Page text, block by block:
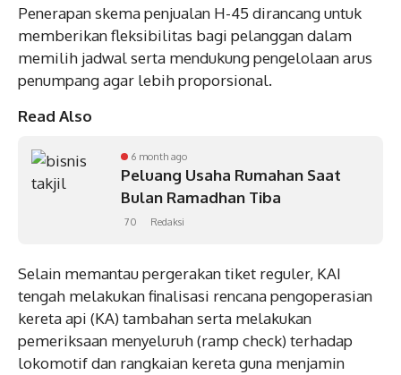
Penerapan skema penjualan H-45 dirancang untuk
memberikan fleksibilitas bagi pelanggan dalam
memilih jadwal serta mendukung pengelolaan arus
penumpang agar lebih proporsional.
Read Also
6 month ago
Peluang Usaha Rumahan Saat
Bulan Ramadhan Tiba
70 Redaksi
Selain memantau pergerakan tiket reguler, KAI
tengah melakukan finalisasi rencana pengoperasian
kereta api (KA) tambahan serta melakukan
pemeriksaan menyeluruh (ramp check) terhadap
lokomotif dan rangkaian kereta guna menjamin